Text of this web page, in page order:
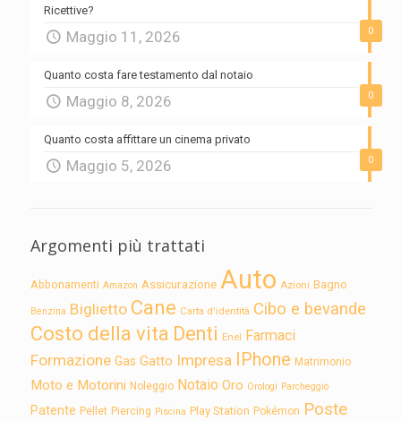
0
Ricettive?
Maggio 11, 2026
0
Quanto costa fare testamento dal notaio
Maggio 8, 2026
0
Quanto costa affittare un cinema privato
Maggio 5, 2026
Argomenti più trattati
Abbonamenti Amazon Assicurazione Auto Azioni Bagno
Benzina Biglietto Cane Carta d'identità Cibo e bevande
Costo della vita Denti Enel Farmaci
Formazione Gas Gatto Impresa IPhone Matrimonio
Moto e Motorini Noleggio Notaio Oro Orologi Parcheggio
Patente Pellet Piercing Piscina Play Station Pokémon Poste